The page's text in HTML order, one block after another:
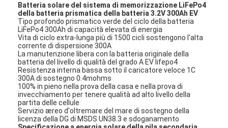
Batteria solare del sistema di memorizzazione LiFePo4
della batteria prismatica della batteria 3.2V 300Ah EV
Tipo profondo prismatico verde del ciclo della batteria
LiFePo4 300Ah di capacità elevata di energia
Vita di ciclo extra-lunga più di 1500 cicli sostengono l'alta
corrente di dispersione 300A
La manutenzione libera con la batteria originale della
batteria del livello di qualità del grado A EV lifepo4
Resistenza interna bassa sotto il caricatore veloce 1C
300A di sostegno 0.4mohms
100% in pieno nella prova della casa e nella prova di
invecchiamento per tenere qualità ad alto livello della
partita delle cellule
Servizio æreo d'oltremare del mare di sostegno della
licenza della DG di MSDS UN38.3 e sdoganamento